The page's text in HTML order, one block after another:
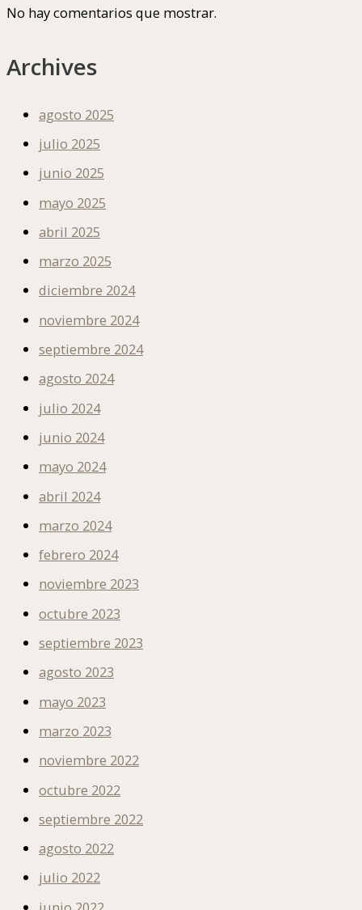
No hay comentarios que mostrar.
Archives
agosto 2025
julio 2025
junio 2025
mayo 2025
abril 2025
marzo 2025
diciembre 2024
noviembre 2024
septiembre 2024
agosto 2024
julio 2024
junio 2024
mayo 2024
abril 2024
marzo 2024
febrero 2024
noviembre 2023
octubre 2023
septiembre 2023
agosto 2023
mayo 2023
marzo 2023
noviembre 2022
octubre 2022
septiembre 2022
agosto 2022
julio 2022